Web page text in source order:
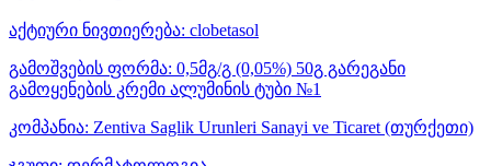
აქტიური ნივთიერება: clobetasol
გამოშვების ფორმა: 0,5მგ/გ (0,05%) 50გ გარეგანი
გამოყენების კრემი ალუმინის ტუბი №1
კომპანია: Zentiva Saglik Urunleri Sanayi ve Ticaret (თურქეთი)